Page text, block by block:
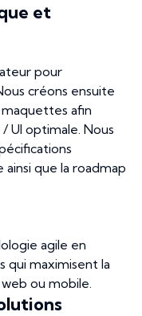
et
pour
créons ensuite
maquettes afin
UI optimale. Nous
que la roadmap
agile en
qui maximisent la
ou mobile.